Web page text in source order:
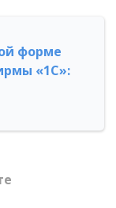
форме
«1С»: